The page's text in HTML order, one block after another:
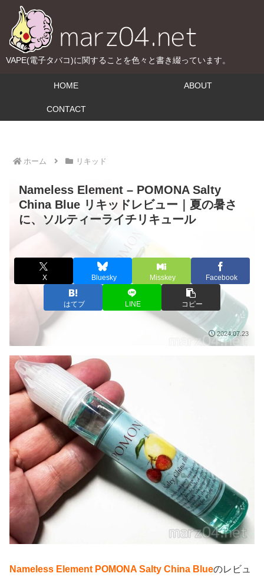
VAPE(電子タバコ)に関することを色々と書き綴っています。
HOME ABOUT
CONTACT
ホーム リキッド
Nameless Element – POMONA Salty
China Blue リキッドレビュー｜夏の暑さ
に、ソルティーライチリキュール
X Bluesky Misskey Facebook
はてブ LINE コピー
2024.07.23
Nameless Element POMONA Salty China Blueのレビュ